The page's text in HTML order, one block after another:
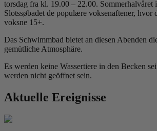
torsdag fra kl. 19.00 – 22.00. Sommerhalvåret
Slotssøbadet de populære voksenaftener, hvor
voksne 15+.
Das Schwimmbad bietet an diesen Abenden
gemütliche Atmosphäre.
Es werden keine Wassertiere in den Becken
werden nicht geöffnet sein.
Aktuelle Ereignisse